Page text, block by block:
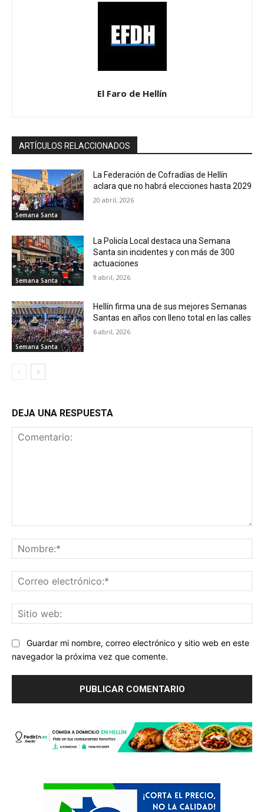
El Faro de Hellín
ARTÍCULOS RELACCIONADOS
Semana Santa
La Federación de Cofradías de Hellín
aclara que no habrá elecciones hasta 2029
20 abril, 2026
Semana Santa
La Policía Local destaca una Semana
Santa sin incidentes y con más de 300
actuaciones
9 abril, 2026
Semana Santa
Hellín firma una de sus mejores Semanas
Santas en años con lleno total en las calles
6 abril, 2026
DEJA UNA RESPUESTA
Guardar mi nombre, correo electrónico y sitio web en este
navegador la próxima vez que comente.